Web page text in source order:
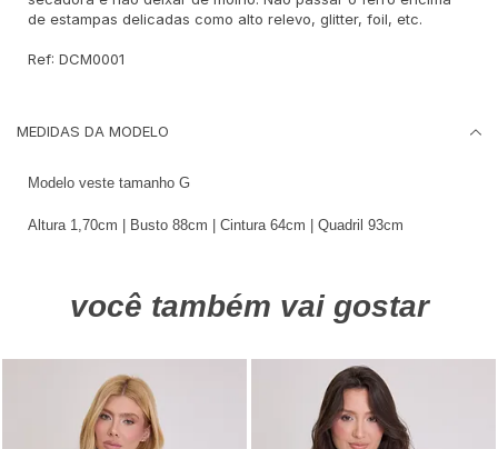
de estampas delicadas como alto relevo, glitter, foil, etc.
Ref: DCM0001
MEDIDAS DA MODELO
Modelo veste tamanho G
Altura 1,70cm | Busto 88cm | Cintura 64cm | Quadril 93cm
você também vai gostar